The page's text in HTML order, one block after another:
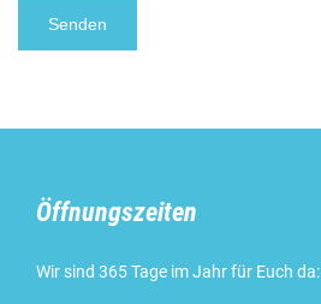
Öffnungszeiten
Wir sind 365 Tage im Jahr für Euch da: